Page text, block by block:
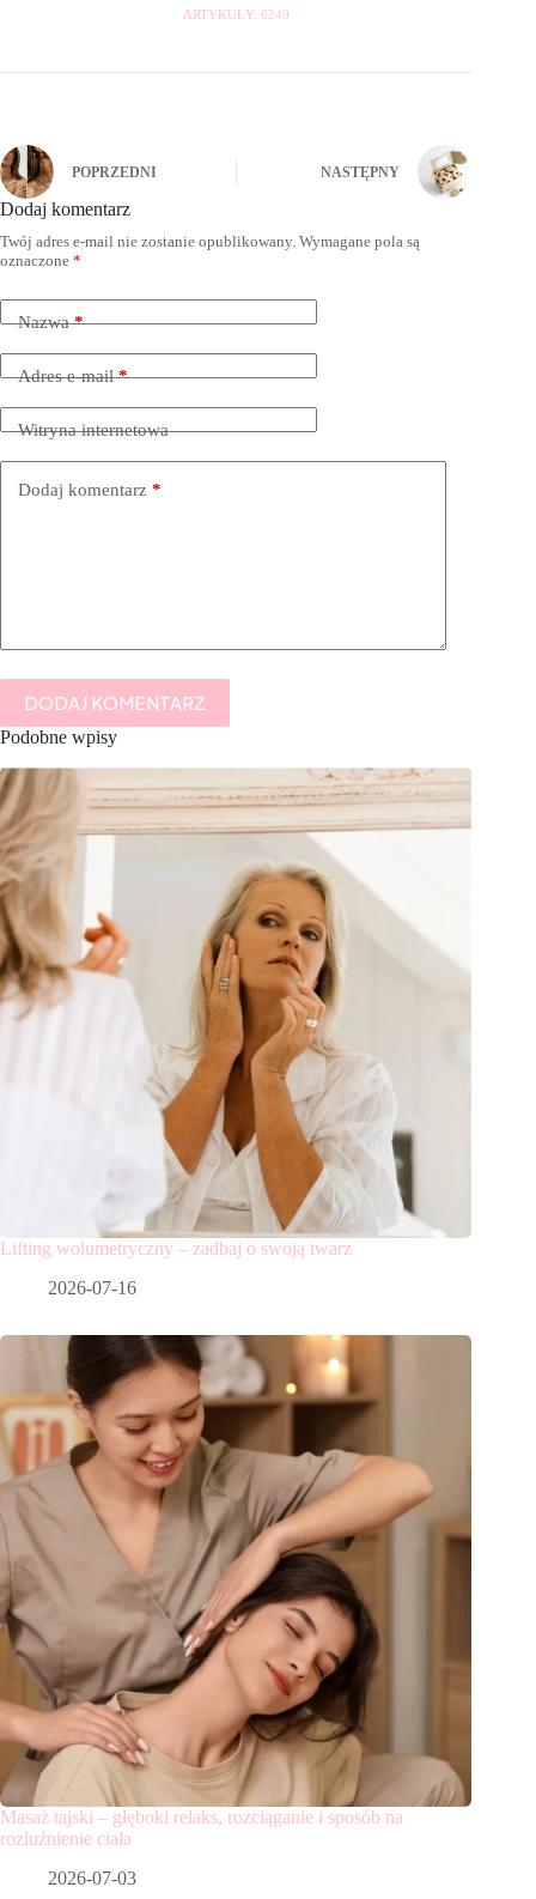
ARTYKUŁY: 6249
POPRZEDNI NASTĘPNY
Dodaj komentarz
Twój adres e-mail nie zostanie opublikowany. Wymagane pola są
oznaczone *
Nazwa*
Adres e-mail*
Witryna internetowa
Dodaj komentarz *
DODAJ KOMENTARZ
Podobne wpisy
Lifting wolumetryczny – zadbaj o swoją twarz
2026-07-16
Masaż tajski – głęboki relaks, rozciąganie i sposób na
rozluźnienie ciała
2026-07-03